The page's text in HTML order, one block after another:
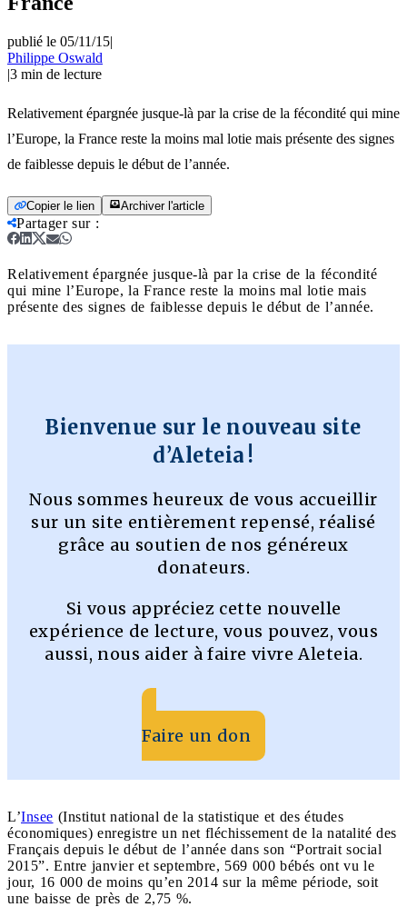
publié le 05/11/15|
Philippe Oswald
|3 min de lecture
Relativement épargnée jusque-là par la crise de la fécondité qui mine
l’Europe, la France reste la moins mal lotie mais présente des signes
de faiblesse depuis le début de l’année.
Copier le lien Archiver l'article
Partager sur:
Relativement épargnée jusque-là par la crise de la fécondité
qui mine l’Europe, la France reste la moins mal lotie mais
présente des signes de faiblesse depuis le début de l’année.
Bienvenue sur le nouveau site
d’Aleteia !
Nous sommes heureux de vous accueillir
sur un site entièrement repensé, réalisé
grâce au soutien de nos généreux
donateurs.
Si vous appréciez cette nouvelle
expérience de lecture, vous pouvez, vous
aussi, nous aider à faire vivre Aleteia.
Faire un don
L’Insee (Institut national de la statistique et des études
économiques) enregistre un net fléchissement de la natalité des
Français depuis le début de l’année dans son “Portrait social
2015”. Entre janvier et septembre, 569 000 bébés ont vu le
jour, 16 000 de moins qu’en 2014 sur la même période, soit
une baisse de près de 2,75 %.